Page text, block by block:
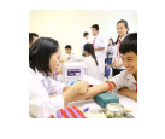
NTB
WN